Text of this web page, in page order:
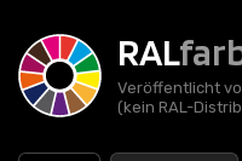
RAL
Veröffentlicht
(kein RAL-